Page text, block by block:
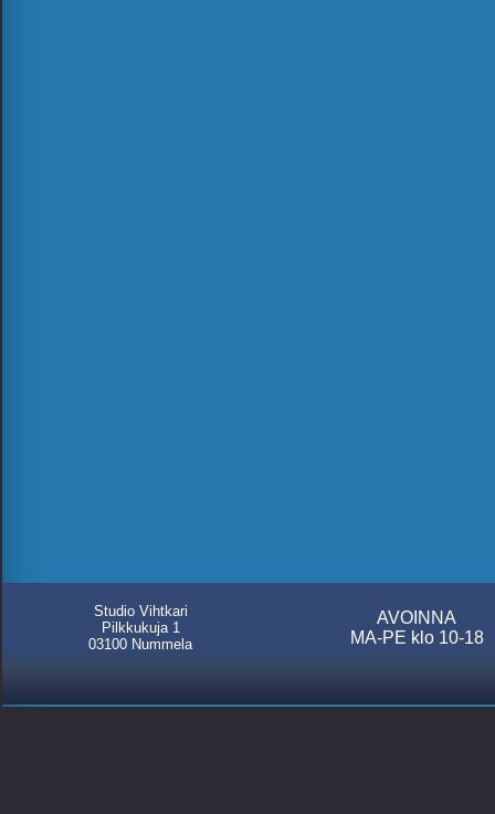
Studio Vihtkari
Pilkkukuja 1
03100 Nummela
AVOINNA
MA-PE klo 10-18